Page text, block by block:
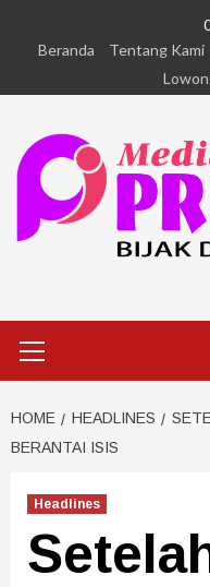
Beranda
Tentang Kami
HOME HEADLINES
BERANTAI ISIS
Headlines